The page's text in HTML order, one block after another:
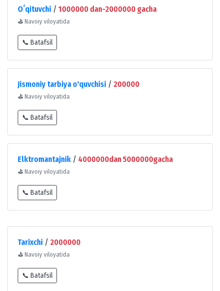
Oʻqituvchi / 1000000 dan-2000000 gacha
⛳ Navoiy viloyatida
📞 Batafsil
Jismoniy tarbiya o'quvchisi / 200000
⛳ Navoiy viloyatida
📞 Batafsil
Elktromantajnik / 4000000dan 5000000gacha
⛳ Navoiy viloyatida
📞 Batafsil
Tarixchi / 2000000
⛳ Navoiy viloyatida
📞 Batafsil